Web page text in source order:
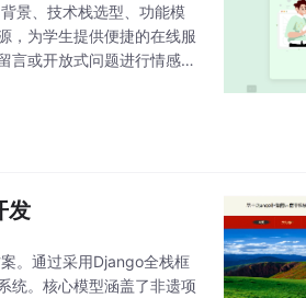
景、技术栈选型、功能模
，为学生提供便捷的在线服
言或开放式问题进行情感分
发
。通过采用Django全栈框
统。核心模型涵盖了非遗项